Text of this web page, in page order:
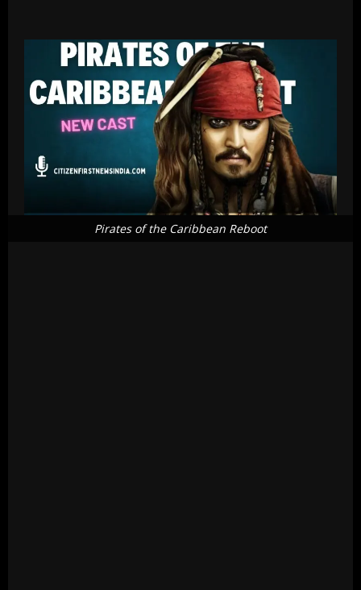
Pirates of the Caribbean Reboot